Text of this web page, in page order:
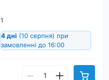
1
4 дні (10 серпня) при
замовленні до 16:00